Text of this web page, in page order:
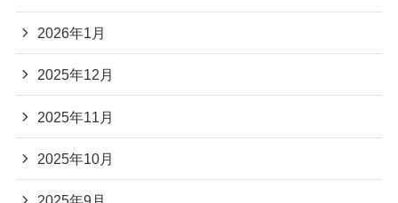
2026年1月
2025年12月
2025年11月
2025年10月